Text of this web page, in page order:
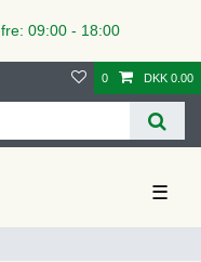
09:00 - 18:00
0 DKK 0.00
☰